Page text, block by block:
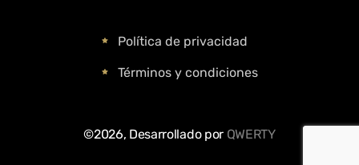
Política de privacidad
Términos y condiciones
©2026, Desarrollado por QWERTY